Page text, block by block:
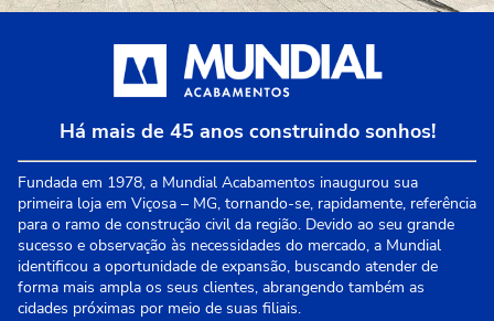
Há mais de 45 anos construindo sonhos!
Fundada em 1978, a Mundial Acabamentos inaugurou sua
primeira loja em Viçosa – MG, tornando-se, rapidamente, referência
para o ramo de construção civil da região. Devido ao seu grande
sucesso e observação às necessidades do mercado, a Mundial
identificou a oportunidade de expansão, buscando atender de
forma mais ampla os seus clientes, abrangendo também as
cidades próximas por meio de suas filiais.